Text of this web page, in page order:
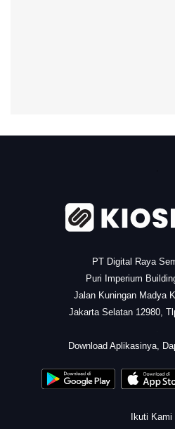
PT Digital Raya
Puri Imperium
Jalan Kuningan Madya
Jakarta Selatan 12980,
Download Aplikasinya,
Ikuti Kami